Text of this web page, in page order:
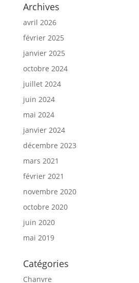
Archives
avril 2026
février 2025
janvier 2025
octobre 2024
juillet 2024
juin 2024
mai 2024
janvier 2024
décembre 2023
mars 2021
février 2021
novembre 2020
octobre 2020
juin 2020
mai 2019
Catégories
Chanvre